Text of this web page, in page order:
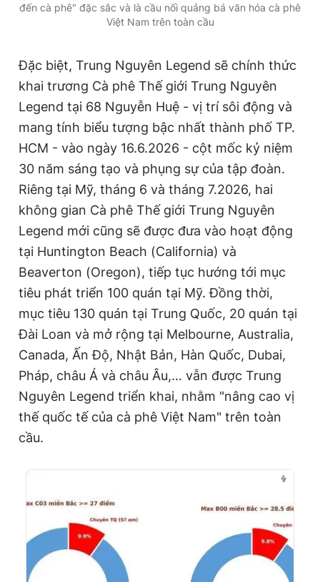
đến cà phê" đặc sắc và là cầu nối quảng bá văn hóa cà phê
Việt Nam trên toàn cầu
Đặc biệt, Trung Nguyên Legend sẽ chính thức
khai trương Cà phê Thế giới Trung Nguyên
Legend tại 68 Nguyễn Huệ - vị trí sôi động và
mang tính biểu tượng bậc nhất thành phố TP.
HCM - vào ngày 16.6.2026 - cột mốc kỷ niệm
30 năm sáng tạo và phụng sự của tập đoàn.
Riêng tại Mỹ, tháng 6 và tháng 7.2026, hai
không gian Cà phê Thế giới Trung Nguyên
Legend mới cũng sẽ được đưa vào hoạt động
tại Huntington Beach (California) và
Beaverton (Oregon), tiếp tục hướng tới mục
tiêu phát triển 100 quán tại Mỹ. Đồng thời,
mục tiêu 130 quán tại Trung Quốc, 20 quán tại
Đài Loan và mở rộng tại Melbourne, Australia,
Canada, Ấn Độ, Nhật Bản, Hàn Quốc, Dubai,
Pháp, châu Á và châu Âu,… vẫn được Trung
Nguyên Legend triển khai, nhằm "nâng cao vị
thế quốc tế của cà phê Việt Nam" trên toàn
cầu.